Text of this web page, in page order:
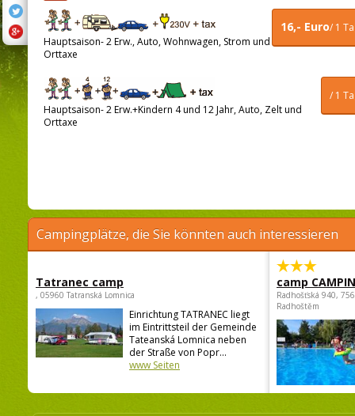
16,- Euro/ 1
Hauptsaison- 2 Erw., Auto, Wohnwagen, Strom und
Orttaxe
/ 1
Hauptsaison- 2 Erw.+Kindern 4 und 12 Jahr, Auto, Zelt und
Orttaxe
Campingplätze, die Sie könnten auch interessieren
Tatranec camp
, 05960 Tatranská Lomnica
Einrichtung TATRANEC liegt
im Eintrittsteil der Gemeinde
Tateanská Lomnica neben
der Straße von Popr...
www Seiten
camp
Radhošťská 940,
Radhoštěm